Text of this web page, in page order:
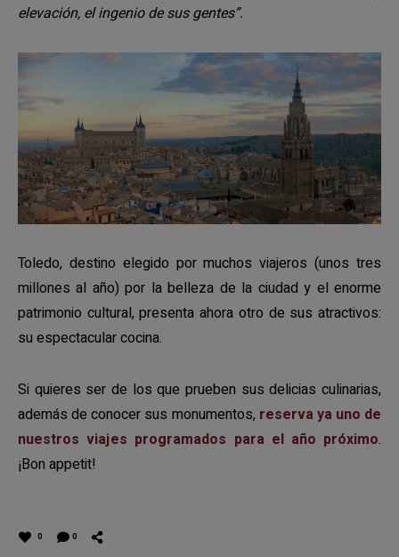
elevación, el ingenio de sus gentes”.
Toledo, destino elegido por muchos viajeros (unos tres
millones al año) por la belleza de la ciudad y el enorme
patrimonio cultural, presenta ahora otro de sus atractivos:
su espectacular cocina.
Si quieres ser de los que prueben sus delicias culinarias,
además de conocer sus monumentos, reserva ya uno de
nuestros viajes programados para el año próximo.
¡Bon appetit!
0 0